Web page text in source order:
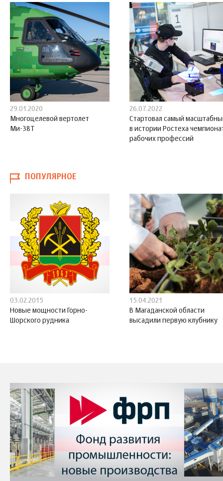
29.01.2020
Многоцелевой вертолет
Ми-38Т
26.07.2022
Стартовал самый
в истории Ростеха
рабочих профессий
ПОПУЛЯРНОЕ
03.02.2015
Новые мощности Горно-
Шорского рудника
15.04.2021
В Магаданской области
высадили первую клубнику